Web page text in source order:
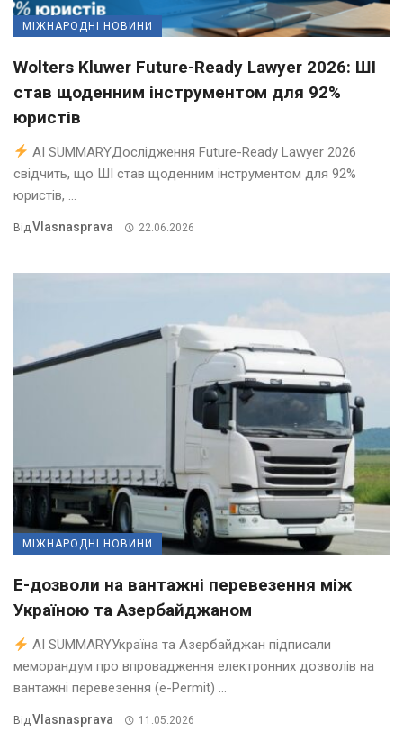
МІЖНАРОДНІ НОВИНИ
Wolters Kluwer Future-Ready Lawyer 2026: ШІ
став щоденним інструментом для 92%
юристів
AI SUMMARYДослідження Future-Ready Lawyer 2026
свідчить, що ШІ став щоденним інструментом для 92%
юристів, ...
ВідVlasnasprava 22.06.2026
МІЖНАРОДНІ НОВИНИ
Е-дозволи на вантажні перевезення між
Україною та Азербайджаном
AI SUMMARYУкраїна та Азербайджан підписали
меморандум про впровадження електронних дозволів на
вантажні перевезення (e-Permit) ...
ВідVlasnasprava 11.05.2026